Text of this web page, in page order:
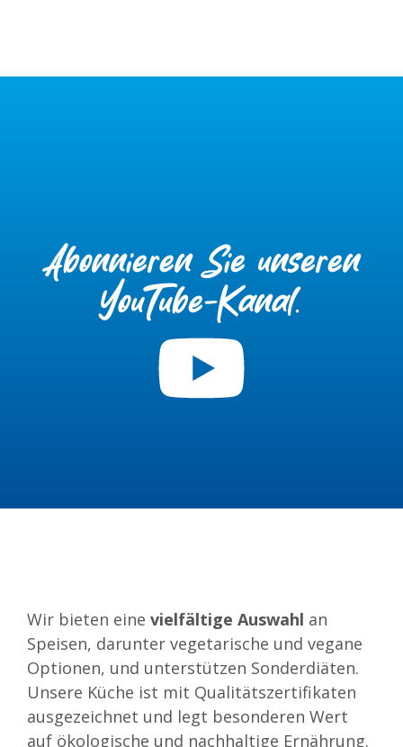
Abonnieren Sie unseren
YouTube-Kanal.
Wir bieten eine vielfältige Auswahl an
Speisen, darunter vegetarische und vegane
Optionen, und unterstützen Sonderdiäten.
Unsere Küche ist mit Qualitätszertifikaten
ausgezeichnet und legt besonderen Wert
auf ökologische und nachhaltige Ernährung.